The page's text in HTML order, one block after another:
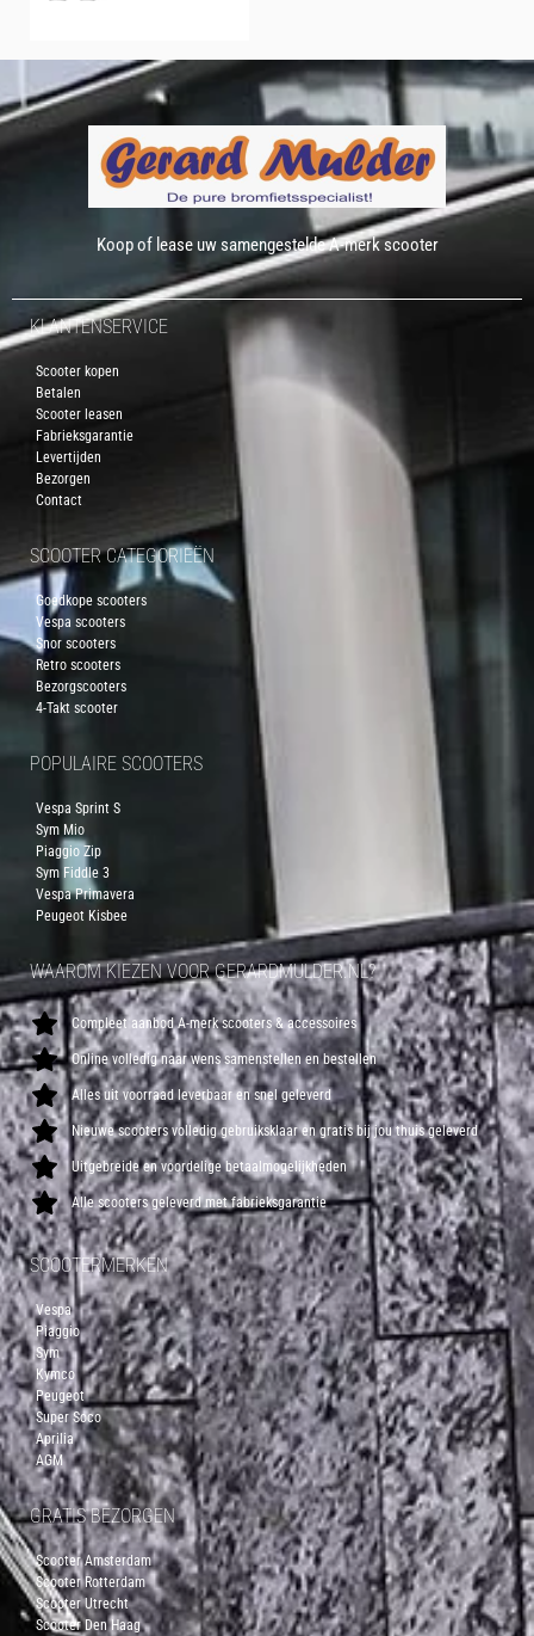
Koop of lease uw samengestelde A-merk scooter
KLANTENSERVICE
Scooter kopen
Betalen
Scooter leasen
Fabrieksgarantie
Levertijden
Bezorgen
Contact
SCOOTER CATEGORIEËN
Goedkope scooters
Vespa scooters
Snor scooters
Retro scooters
Bezorgscooters
4-Takt scooter
POPULAIRE SCOOTERS
Vespa Sprint S
Sym Mio
Piaggio Zip
Sym Fiddle 3
Vespa Primavera
Peugeot Kisbee
WAAROM KIEZEN VOOR GERARDMULDER.NL?
Compleet aanbod A-merk scooters & accessoires
Online volledig naar wens samenstellen en bestellen
Alles uit voorraad leverbaar en snel geleverd
Nieuwe scooters volledig gebruiksklaar en gratis bij jou thuis geleverd
Uitgebreide en voordelige betaalmogelijkheden
Alle scooters geleverd met fabrieksgarantie
SCOOTERMERKEN
Vespa
Piaggio
Sym
Kymco
Peugeot
Super Soco
Aprilia
AGM
GRATIS BEZORGEN
Scooter Amsterdam
Scooter Rotterdam
Scooter Utrecht
Scooter Den Haag